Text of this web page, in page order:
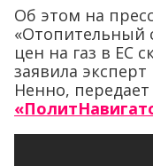
Об этом на
«Отопительный
цен на газ в ЕС
заявила
Ненно,